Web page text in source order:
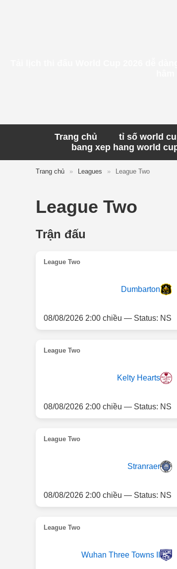
Trang chủ tỉ số world
bang xep hang world
Trang chủ » Leagues » League Two
League Two
Trận đấu
League Two
Dumbarton
08/08/2026 2:00 chiều — Status: NS
League Two
Kelty Hearts
08/08/2026 2:00 chiều — Status: NS
League Two
Stranraer
08/08/2026 2:00 chiều — Status: NS
League Two
Wuhan Three Towns II